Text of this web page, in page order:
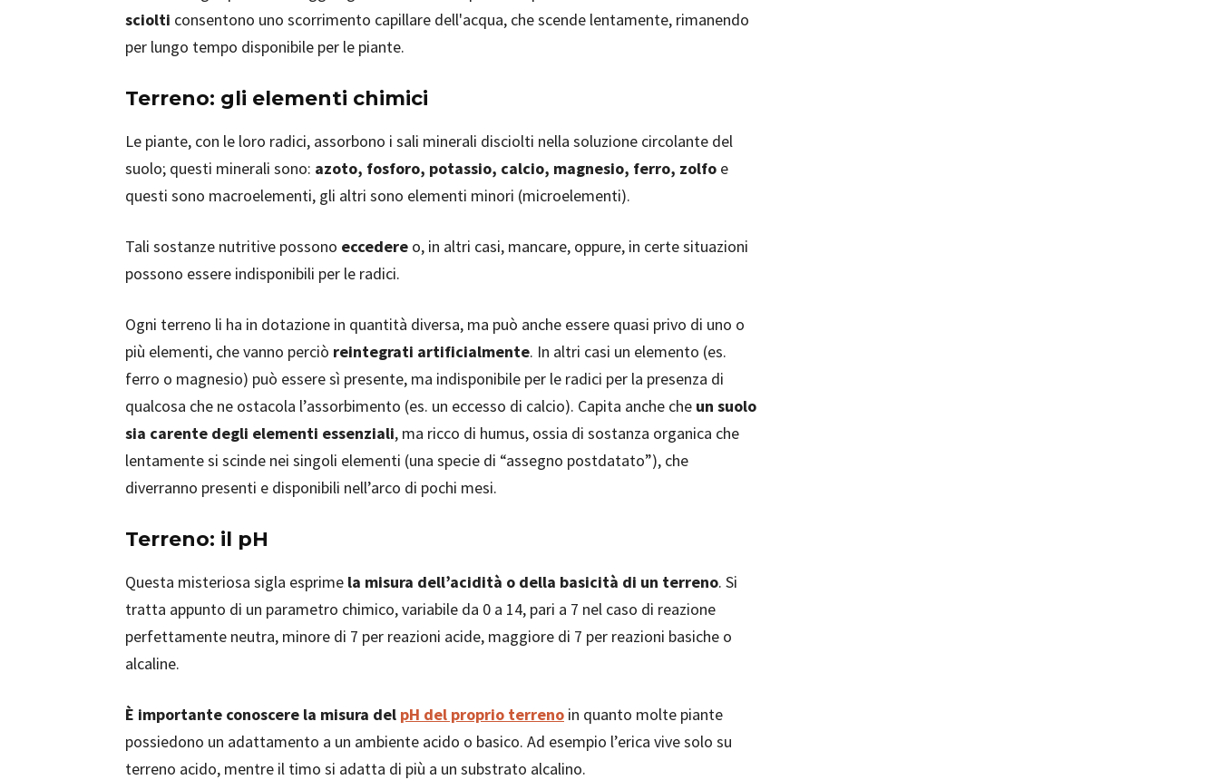
sciolti consentono uno scorrimento capillare dell'acqua, che scende lentamente, rimanendo
per lungo tempo disponibile per le piante.
Terreno: gli elementi chimici
Le piante, con le loro radici, assorbono i sali minerali disciolti nella soluzione circolante del
suolo; questi minerali sono: azoto, fosforo, potassio, calcio, magnesio, ferro, zolfo e
questi sono macroelementi, gli altri sono elementi minori (microelementi).
Tali sostanze nutritive possono eccedere o, in altri casi, mancare, oppure, in certe situazioni
possono essere indisponibili per le radici.
Ogni terreno li ha in dotazione in quantità diversa, ma può anche essere quasi privo di uno o
più elementi, che vanno perciò reintegrati artificialmente. In altri casi un elemento (es.
ferro o magnesio) può essere sì presente, ma indisponibile per le radici per la presenza di
qualcosa che ne ostacola l’assorbimento (es. un eccesso di calcio). Capita anche che un suolo
sia carente degli elementi essenziali, ma ricco di humus, ossia di sostanza organica che
lentamente si scinde nei singoli elementi (una specie di “assegno postdatato”), che
diverranno presenti e disponibili nell’arco di pochi mesi.
Terreno: il pH
Questa misteriosa sigla esprime la misura dell’acidità o della basicità di un terreno. Si
tratta appunto di un parametro chimico, variabile da 0 a 14, pari a 7 nel caso di reazione
perfettamente neutra, minore di 7 per reazioni acide, maggiore di 7 per reazioni basiche o
alcaline.
È importante conoscere la misura del pH del proprio terreno in quanto molte piante
possiedono un adattamento a un ambiente acido o basico. Ad esempio l’erica vive solo su
terreno acido, mentre il timo si adatta di più a un substrato alcalino.